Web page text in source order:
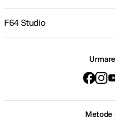
F64 Studio
Metode